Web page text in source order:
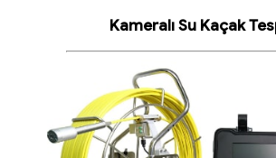
Kameralı Su Kaçak